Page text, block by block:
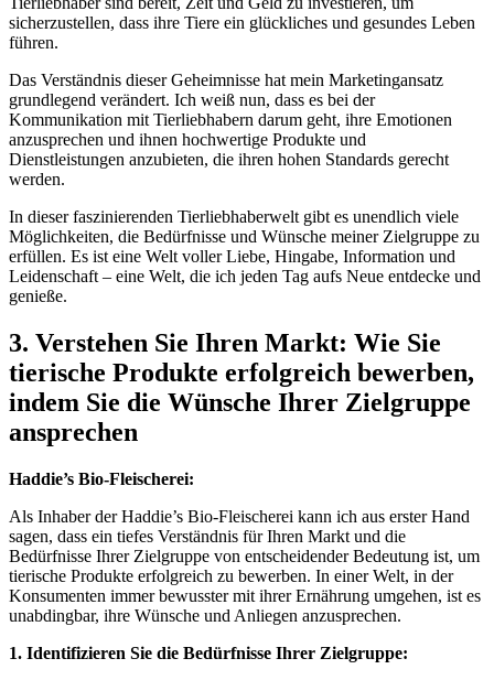
sicherzustellen, dass ihre Tiere ⁢ein glückliches⁢ und gesundes Leben
führen.
Das Verständnis dieser Geheimnisse hat mein Marketingansatz
grundlegend verändert. Ich⁤ weiß nun, dass es bei der
Kommunikation mit Tierliebhabern darum geht, ihre Emotionen
anzusprechen und ihnen hochwertige Produkte und
Dienstleistungen anzubieten, die ihren ⁢hohen Standards gerecht
werden.
In dieser faszinierenden Tierliebhaberwelt gibt es unendlich viele
Möglichkeiten, ⁢die Bedürfnisse‌ und ‍Wünsche meiner Zielgruppe zu
erfüllen. Es ist eine Welt voller Liebe, Hingabe, Information und
Leidenschaft –⁣ eine Welt,‍ die ​ich jeden Tag aufs Neue entdecke und
genieße.
3. Verstehen Sie Ihren​ Markt: ⁢Wie Sie
‍tierische ​Produkte erfolgreich bewerben,
indem Sie die Wünsche Ihrer Zielgruppe
ansprechen
Haddie’s ⁢Bio-Fleischerei:
Als ‍Inhaber‍ der Haddie’s ⁢Bio-Fleischerei kann ich aus erster ​Hand
sagen, dass ein tiefes Verständnis für⁤ Ihren⁢ Markt‍ und die
Bedürfnisse Ihrer ⁤Zielgruppe von‍ entscheidender Bedeutung ist, um
tierische⁢ Produkte erfolgreich ‍zu bewerben.‌ In ‍einer‍ Welt, in der
Konsumenten immer bewusster mit ihrer Ernährung umgehen, ist es
unabdingbar, ⁣ihre Wünsche und Anliegen⁤ anzusprechen.
1. Identifizieren Sie die Bedürfnisse​ Ihrer Zielgruppe: